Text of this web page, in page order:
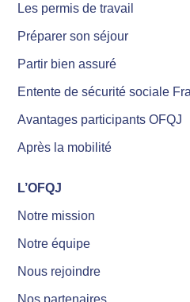
Les permis de travail
Préparer son séjour
Partir bien assuré
Entente de sécurité sociale
Avantages participants OFQJ
Après la mobilité
L’OFQJ
Notre mission
Notre équipe
Nous rejoindre
Nos partenaires